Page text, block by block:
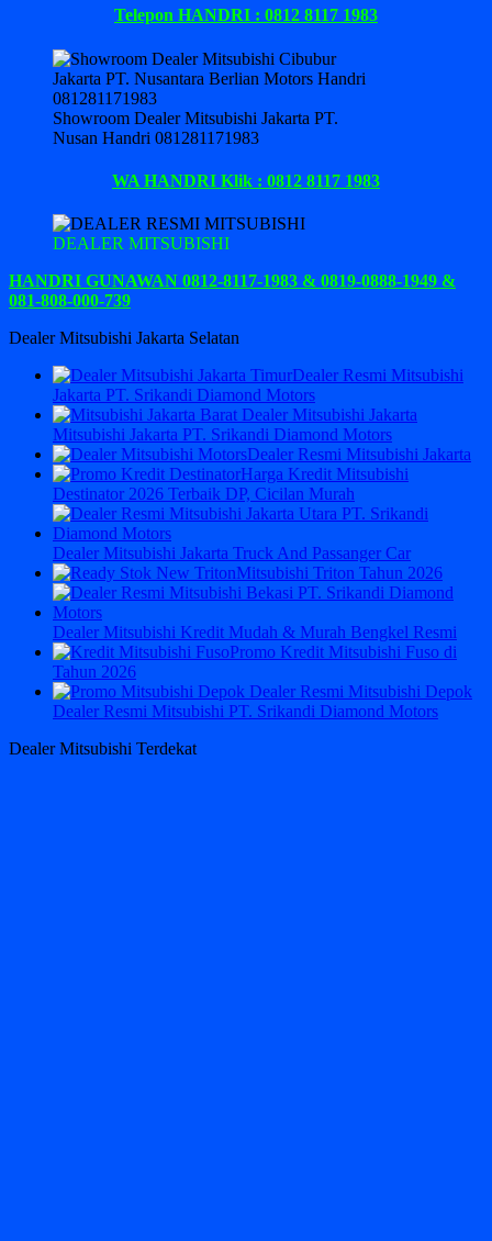
Telepon HANDRI : 0812 8117 1983
Showroom Dealer Mitsubishi Jakarta PT.
Nusan Handri 081281171983
WA HANDRI Klik : 0812 8117 1983
DEALER MITSUBISHI
HANDRI GUNAWAN 0812-8117-1983 & 0819-0888-1949 &
081-808-000-739
Dealer Mitsubishi Jakarta Selatan
Dealer Resmi Mitsubishi
Jakarta PT. Srikandi Diamond Motors
Mitsubishi Jakarta PT. Srikandi Diamond Motors
Dealer Resmi Mitsubishi Jakarta
Harga Kredit Mitsubishi
Destinator 2026 Terbaik DP, Cicilan Murah
Dealer Mitsubishi Jakarta Truck And Passanger Car
Mitsubishi Triton Tahun 2026
Dealer Mitsubishi Kredit Mudah & Murah Bengkel Resmi
Promo Kredit Mitsubishi Fuso di
Tahun 2026
Dealer Resmi Mitsubishi PT. Srikandi Diamond Motors
Dealer Mitsubishi Terdekat